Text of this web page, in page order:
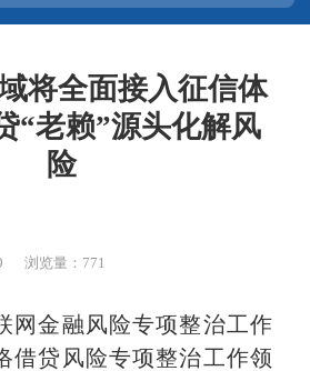
将全面接入征信体
“老赖”源头化解风
险
浏览量：771
金融风险专项整治工作
借贷风险专项整治工作领